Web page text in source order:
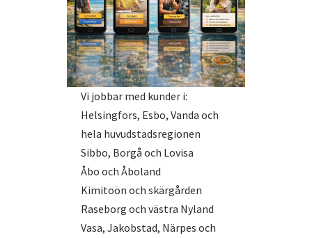
Vi jobbar med kunder i:
Helsingfors, Esbo, Vanda och
hela huvudstadsregionen
Sibbo, Borgå och Lovisa
Åbo och Åboland
Kimitoön och skärgården
Raseborg och västra Nyland
Vasa, Jakobstad, Närpes och